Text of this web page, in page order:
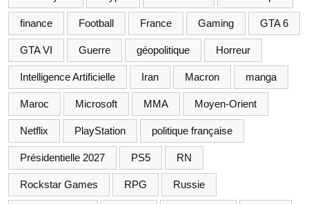
finance Football France Gaming GTA 6
GTA VI Guerre géopolitique Horreur
Intelligence Artificielle Iran Macron manga
Maroc Microsoft MMA Moyen-Orient
Netflix PlayStation politique française
Présidentielle 2027 PS5 RN
Rockstar Games RPG Russie